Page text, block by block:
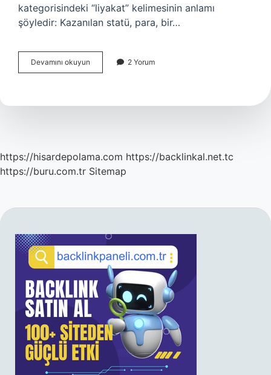
kategorisindeki “liyakat” kelimesinin anlamı
şöyledir: Kazanılan statü, para, bir…
Devamını okuyun Hakedişinin
Nasıl
2 Yorum
https://hisardepolama.com https://backlinkal.net.tc
https://buru.com.tr Sitemap
SIDEBAR